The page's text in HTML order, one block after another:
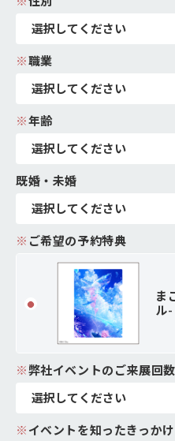
※職業
※年齢
既婚・未婚
※ ご希望の予約特典
ま
ル-
※弊社イベントのご来展回数
※ イベントを知ったきっかけ